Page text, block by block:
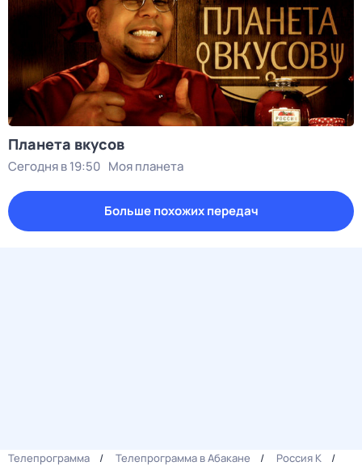
Планета вкусов
Сегодня в 19:50 Моя планета
Больше похожих передач
Телепрограмма Телепрограмма в Абакане
Россия К